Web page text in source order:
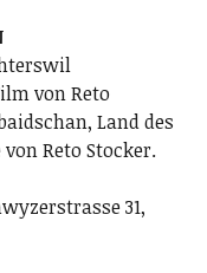
von Reto
Land des
Reto Stocker.
31,